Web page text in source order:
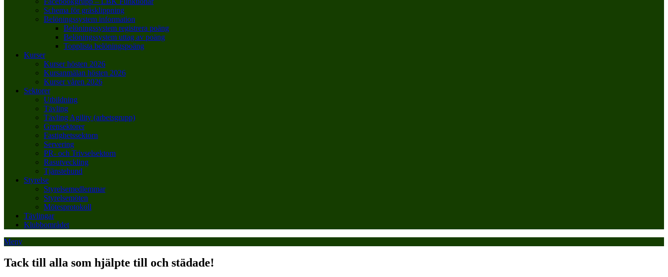
Schema för gräsklippning
Belöningssystem information
Belöningssystem registrera poäng
Belöningssystem uttag av poäng
Topplista belöningspoäng
Kurser
Kurser hösten 2026
Kursanmälan hösten 2026
Kurser våren 2026
Sektorer
Utbildning
Tävling
Tävling Agility (arbetsgrupp)
Grensektorer
Fastighetssektorn
Servering
PR- och Trivselsektorn
Rasutveckling
Tjänstehund
Styrelse
Styrelsemedlemmar
Styrelsemöten
Mötesprotokoll
Tävlingar
Klubbområdet
Meny
Tack till alla som hjälpte till och städade!